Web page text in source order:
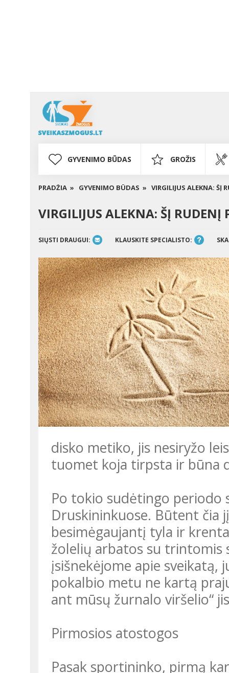
GYVENIMO BŪDAS GROŽIS
PRADŽIA » GYVENIMO BŪDAS » VIRGILIJUS ALEKNA: ŠĮ
VIRGILIJUS ALEKNA: ŠĮ
SIŲSTI DRAUGUI: KLAUSKITE SPECIALISTO:
disko metiko, jis nesiryžo
tuomet koja tirpsta ir būna
Po tokio sudėtingo periodo sportininkas atsidūrė
Druskininkuose. Būtent čia
besimėgaujantį tyla ir
žolelių arbatos su trintomis
įsišnekėjome apie sveikatą,
pokalbio metu ne kartą
ant mūsų žurnalo viršelio“
Pirmosios atostogos
Pasak sportininko, pirmą